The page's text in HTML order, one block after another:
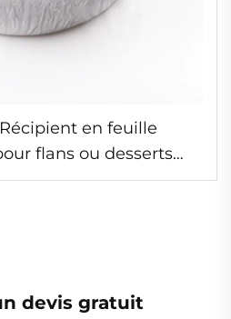
en feuille
flans ou desserts
moule soufflé en
devis gratuit